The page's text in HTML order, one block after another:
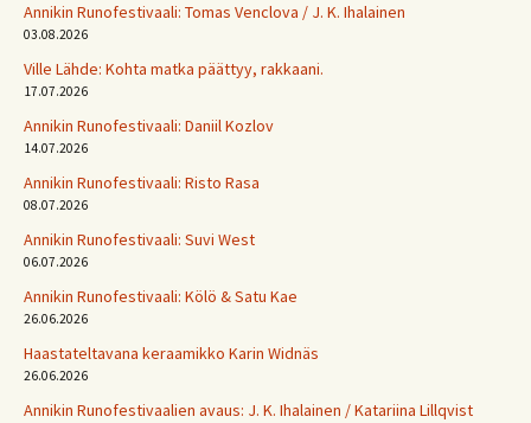
Annikin Runofestivaali: Tomas Venclova / J. K. Ihalainen
03.08.2026
Ville Lähde: Kohta matka päättyy, rakkaani.
17.07.2026
Annikin Runofestivaali: Daniil Kozlov
14.07.2026
Annikin Runofestivaali: Risto Rasa
08.07.2026
Annikin Runofestivaali: Suvi West
06.07.2026
Annikin Runofestivaali: Kölö & Satu Kae
26.06.2026
Haastateltavana keraamikko Karin Widnäs
26.06.2026
Annikin Runofestivaalien avaus: J. K. Ihalainen / Katariina Lillqvist